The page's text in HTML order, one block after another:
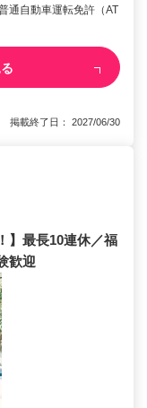
自動車運転免許（AT
掲載終了日： 2027/06/30
】最長10連休／福
歓迎